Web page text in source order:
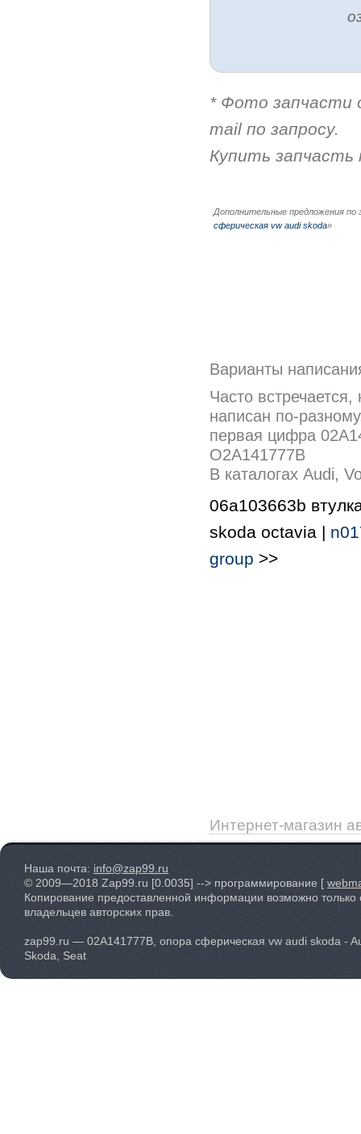
* Фото запчасти
mail по запросу.
Купить
Дополнительные предложения
сферическая vw audi skoda»
Варианты
Часто
написан по-
первая цифра
О2A141777B
В каталогах Audi,
06a103663b
skoda octavia |
group >>
Интернет-магазин
Наша почта: info@zap99.ru
© 2009—2018 Zap99.ru [0.0035] --> программирование [
Копирование предоставленной информации возможно только
владельцев авторских прав.
zap99.ru — 02A141777B, опора сферическая vw audi skoda -
Skoda, Seat